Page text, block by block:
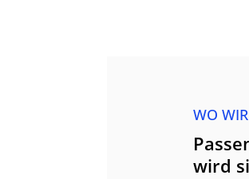
WO
wird